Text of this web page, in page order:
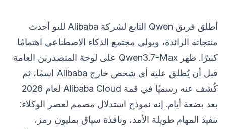
أطلق فريق Qwen التابع لشركة Alibaba للتو أحدث
منتجاته الرائدة، ويولي مجتمع الذكاء الاصطناعي اهتمامًا
كبيرًا. ظهر Qwen3.7-Max على لوحة المتصدرين العامة
قبل أن يُطلق عليه أي شخص خارج Alibaba اسمًا، ثم
كُشف عنه رسميًا في قمة Alibaba Cloud لعام 2026
بعد بضعة أيام. إنه نموذج استدلال مصمم لعصر الوكلاء:
تنفيذ المهام طويلة الأمد، ونافذة سياق بمليون رمز،